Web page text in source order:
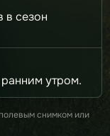
в сезон
утром.
снимком или